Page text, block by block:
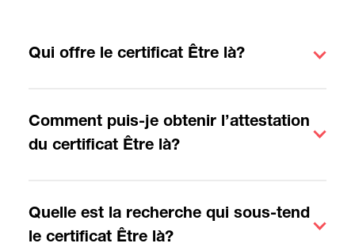
Qui offre le certificat Être là?
Comment puis-je obtenir l’attestation
du certificat Être là?
Quelle est la recherche qui sous-tend
le certificat Être là?